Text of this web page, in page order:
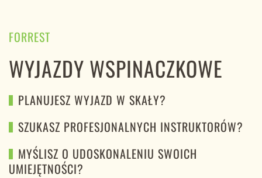
FORREST
WYJAZDY WSPINACZKOWE
PLANUJESZ WYJAZD W SKAŁY?
SZUKASZ PROFESJONALNYCH INSTRUKTORÓW?
MYŚLISZ O UDOSKONALENIU SWOICH
UMIEJĘTNOŚCI?